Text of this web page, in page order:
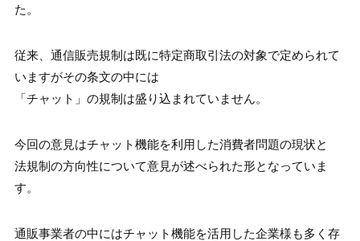
た。
従来、通信販売規制は既に特定商取引法の対象で定められて
いますがその条文の中には
「チャット」の規制は盛り込まれていません。
今回の意見はチャット機能を利用した消費者問題の現状と
法規制の方向性について意見が述べられた形となっていま
す。
通販事業者の中にはチャット機能を活用した企業様も多く存